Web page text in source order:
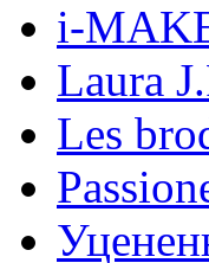
i-
Laura
Les